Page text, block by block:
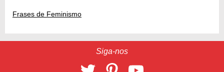
Frases de Feminismo
Siga-nos